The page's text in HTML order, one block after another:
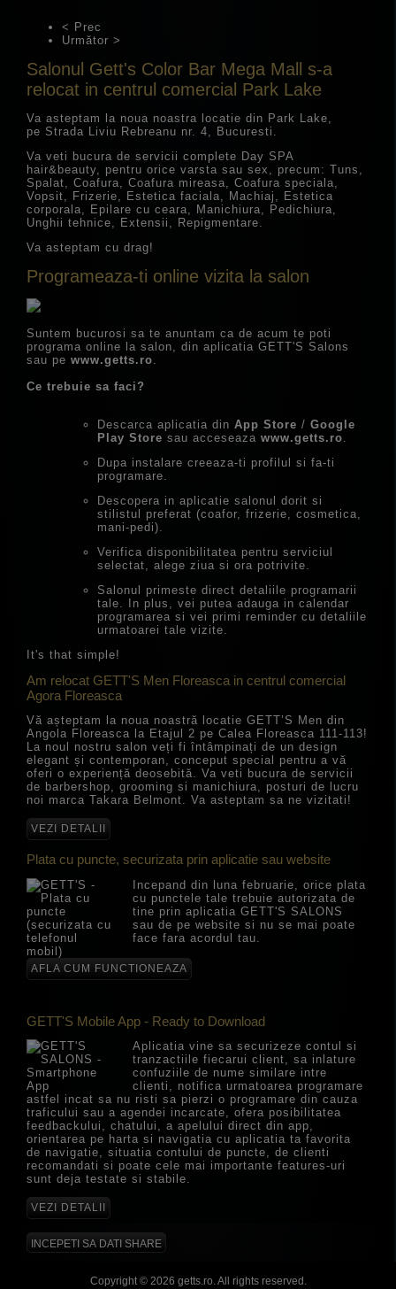
< Prec
Următor >
Salonul Gett's Color Bar Mega Mall s-a
relocat in centrul comercial Park Lake
Va asteptam la noua noastra locatie din Park Lake,
pe Strada Liviu Rebreanu nr. 4, Bucuresti.
Va veti bucura de servicii complete Day SPA
hair&beauty, pentru orice varsta sau sex, precum: Tuns,
Spalat, Coafura, Coafura mireasa, Coafura speciala,
Vopsit, Frizerie, Estetica faciala, Machiaj, Estetica
corporala, Epilare cu ceara, Manichiura, Pedichiura,
Unghii tehnice, Extensii, Repigmentare.
Va asteptam cu drag!
Programeaza-ti online vizita la salon
Suntem bucurosi sa te anuntam ca de acum te poti
programa online la salon, din aplicatia GETT'S Salons
sau pe www.getts.ro.
Ce trebuie sa faci?
Descarca aplicatia din App Store / Google
Play Store sau acceseaza www.getts.ro.
Dupa instalare creeaza-ti profilul si fa-ti
programare.
Descopera in aplicatie salonul dorit si
stilistul preferat (coafor, frizerie, cosmetica,
mani-pedi).
Verifica disponibilitatea pentru serviciul
selectat, alege ziua si ora potrivite.
Salonul primeste direct detaliile programarii
tale. In plus, vei putea adauga in calendar
programarea si vei primi reminder cu detaliile
urmatoarei tale vizite.
It's that simple!
Am relocat GETT'S Men Floreasca in centrul comercial
Agora Floreasca
Vă așteptam la noua noastră locatie GETT’S Men din
Angola Floreasca la Etajul 2 pe Calea Floreasca 111-113!
La noul nostru salon veți fi întâmpinați de un design
elegant și contemporan, conceput special pentru a vă
oferi o experiență deosebită. Va veti bucura de servicii
de barbershop, grooming si manichiura, posturi de lucru
noi marca Takara Belmont. Va asteptam sa ne vizitati!
VEZI DETALII
Plata cu puncte, securizata prin aplicatie sau website
Incepand din luna februarie, orice plata
cu punctele tale trebuie autorizata de
tine prin aplicatia GETT'S SALONS
sau de pe website si nu se mai poate
face fara acordul tau.
AFLA CUM FUNCTIONEAZA
GETT'S Mobile App - Ready to Download
Aplicatia vine sa securizeze contul si
tranzactiile fiecarui client, sa inlature
confuziile de nume similare intre
clienti, notifica urmatoarea programare
astfel incat sa nu risti sa pierzi o programare din cauza
traficului sau a agendei incarcate, ofera posibilitatea
feedbackului, chatului, a apelului direct din app,
orientarea pe harta si navigatia cu aplicatia ta favorita
de navigatie, situatia contului de puncte, de clienti
recomandati si poate cele mai importante features-uri
sunt deja testate si stabile.
VEZI DETALII
INCEPETI SA DATI SHARE
Copyright © 2026 getts.ro. All rights reserved.